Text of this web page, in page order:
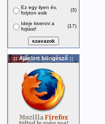
Ez egy ilyen év,
folyton esik
(3)
Ideje kivenni a
fojtást!
(17)
:: Ajánlott böngésző ::